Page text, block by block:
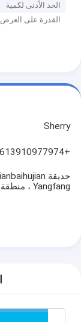
الحد الأدنى لكمية
القدرة على العرض
Sherry
+8613910977974
Yangfang ، منطقة Changping ، بكين ، الصين